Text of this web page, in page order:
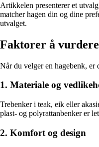
Artikkelen presenterer et
matcher hagen din og dine
utvalget.
Faktorer å
Når du velger en hagebenk,
1. Materiale og
Trebenker i teak, eik eller
plast- og polyrattanbenker er
2. Komfort og design